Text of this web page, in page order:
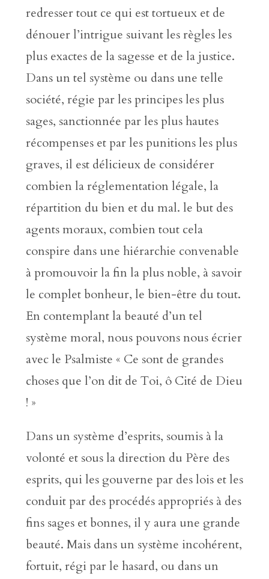
redresser tout ce qui est tortueux et de
dénouer l’intrigue suivant les règles les
plus exactes de la sagesse et de la justice.
Dans un tel système ou dans une telle
société, régie par les principes les plus
sages, sanctionnée par les plus hautes
récompenses et par les punitions les plus
graves, il est délicieux de considérer
combien la réglementation légale, la
répartition du bien et du mal. le but des
agents moraux, combien tout cela
conspire dans une hiérarchie convenable
à promouvoir la fin la plus noble, à savoir
le complet bonheur, le bien-être du tout.
En contemplant la beauté d’un tel
système moral, nous pouvons nous écrier
avec le Psalmiste « Ce sont de grandes
choses que l’on dit de Toi, ô Cité de Dieu
! »
Dans un système d’esprits, soumis à la
volonté et sous la direction du Père des
esprits, qui les gouverne par des lois et les
conduit par des procédés appropriés à des
fins sages et bonnes, il y aura une grande
beauté. Mais dans un système incohérent,
fortuit, régi par le hasard, ou dans un